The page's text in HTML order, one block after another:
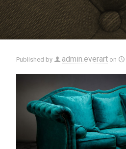
Published by admin.everart on